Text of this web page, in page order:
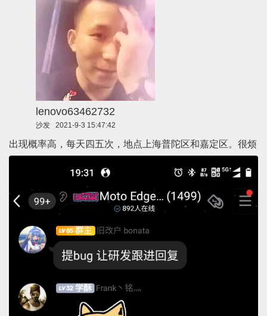
lenovo63462732
沙发 2021-9-3 15:47:42
出现概率高，每天四五次，地点上海普陀区和嘉定区。很烦